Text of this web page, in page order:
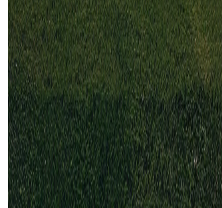
Dynamo Brest
Gomel
0
27 sep2024
Gomel
Dynamo Brest
2 1
11 mei
2024
Dynamo Brest
Gomel
1 1
Gelijk (1)20%
Gomel (4)80%